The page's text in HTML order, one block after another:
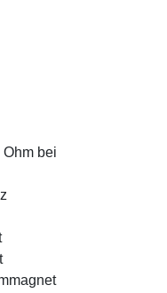
Ohm bei